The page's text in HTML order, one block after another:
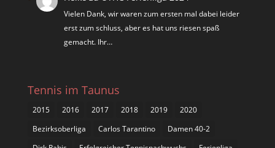
Vielen Dank, wir waren zum ersten mal dabei leider
erst zum schluss, aber es hat uns riesen spaß
gemacht. Ihr…
Tennis im Taunus
2015 2016 2017 2018 2019
2020
Bezirksoberliga
Carlos Tarantino
Damen 40-2